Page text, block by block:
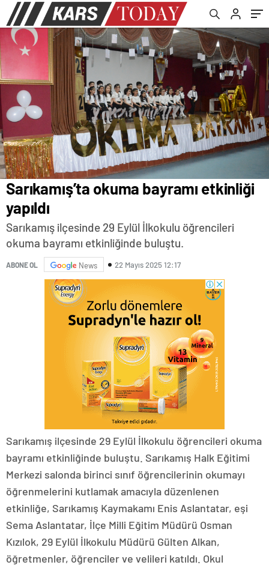
Sarıkamış’ta okuma bayramı etkinliği
yapıldı
Sarıkamış ilçesinde 29 Eylül İlkokulu öğrencileri
okuma bayramı etkinliğinde buluştu.
ABONE OL News 22 Mayıs 2025 12:17
Sarıkamış ilçesinde 29 Eylül İlkokulu öğrencileri okuma
bayramı etkinliğinde buluştu. Sarıkamış Halk Eğitimi
Merkezi salonda birinci sınıf öğrencilerinin okumayı
öğrenmelerini kutlamak amacıyla düzenlenen
etkinliğe, Sarıkamış Kaymakamı Enis Aslantatar, eşi
Sema Aslantatar, İlçe Milli Eğitim Müdürü Osman
Kızılok, 29 Eylül İlkokulu Müdürü Gülten Alkan,
öğretmenler, öğrenciler ve velileri katıldı. Okul